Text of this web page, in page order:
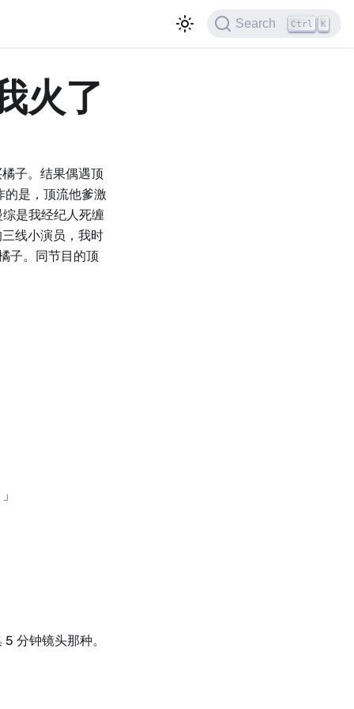
Search Ctrl K
火了
子。结果偶遇顶
是，顶流他爹激
是我经纪人死缠
线小演员，我时
子。同节目的顶
分钟镜头那种。